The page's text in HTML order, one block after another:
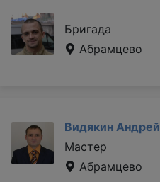
Бригада
Абрамцево
Видякин Андрей
Мастер
Абрамцево